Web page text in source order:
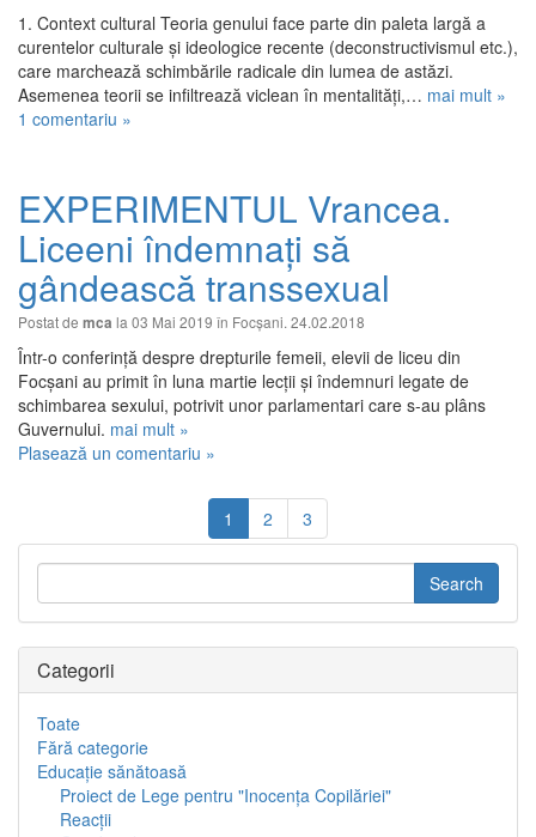
1. Context cultural Teoria genului face parte din paleta largă a
curentelor culturale și ideologice recente (deconstructivismul etc.),
care marchează schimbările radicale din lumea de astăzi.
Asemenea teorii se infiltrează viclean în mentalități,… mai mult »
1 comentariu »
EXPERIMENTUL Vrancea.
Liceeni îndemnați să
gândească transsexual
Postat de mca la 03 Mai 2019 în Focşani. 24.02.2018
Într-o conferință despre drepturile femeii, elevii de liceu din
Focșani au primit în luna martie lecții și îndemnuri legate de
schimbarea sexului, potrivit unor parlamentari care s-au plâns
Guvernului. mai mult »
Plasează un comentariu »
1 2 3
Categorii
Toate
Fără categorie
Educaţie sănătoasă
Proiect de Lege pentru "Inocenţa Copilăriei"
Reacţii